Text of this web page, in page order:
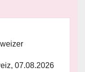
07.08.2026